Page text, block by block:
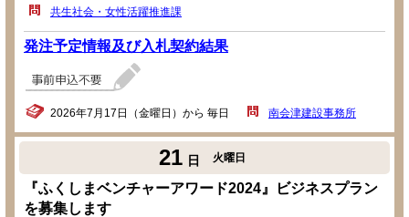
共生社会・女性活躍推進課
発注予定情報及び入札契約結果
2026年7月17日（金曜日）から 毎日 南会津建設事務所
21 日 火曜日
『ふくしまベンチャーアワード2024』ビジネスプラン
を募集します